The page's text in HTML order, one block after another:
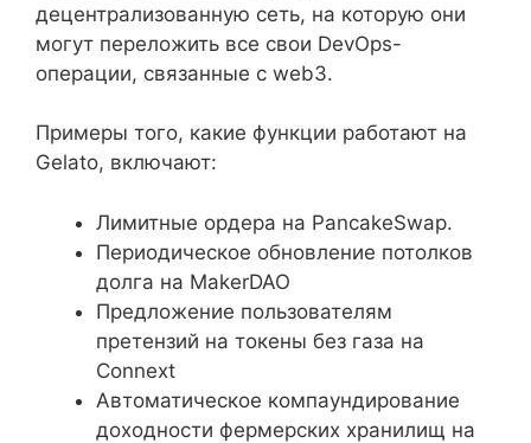
децентрализованную сеть, на которую они
могут переложить все свои DevOps-
операции, связанные с web3.
Примеры того, какие функции работают на
Gelato, включают:
Лимитные ордера на PancakeSwap.
Периодическое обновление потолков
долга на MakerDAO
Предложение пользователям
претензий на токены без газа на
Connext
Автоматическое компаундирование
доходности фермерских хранилищ на